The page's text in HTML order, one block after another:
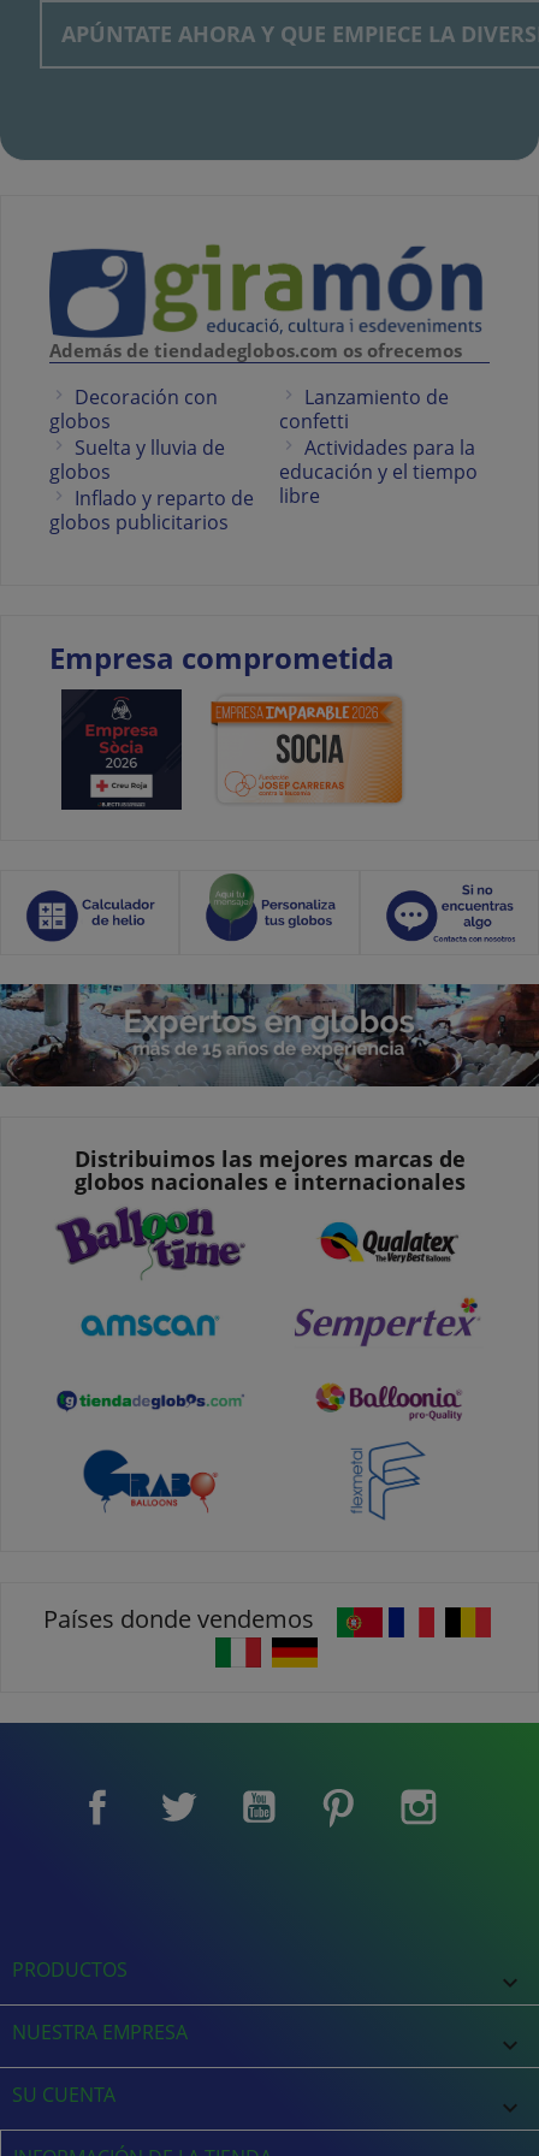
Además de tiendadeglobos.com os ofrecemos
Decoración con
globos
Suelta y lluvia de
globos
Inflado y reparto de
globos publicitarios
Lanzamiento de
confetti
Actividades para la
educación y el tiempo
libre
Empresa comprometida
Distribuimos las mejores marcas de
globos nacionales e internacionales
Países donde vendemos
Facebook Twitter YouTube Pinterest
PRODUCTOS 
NUESTRA EMPRESA 
SU CUENTA 